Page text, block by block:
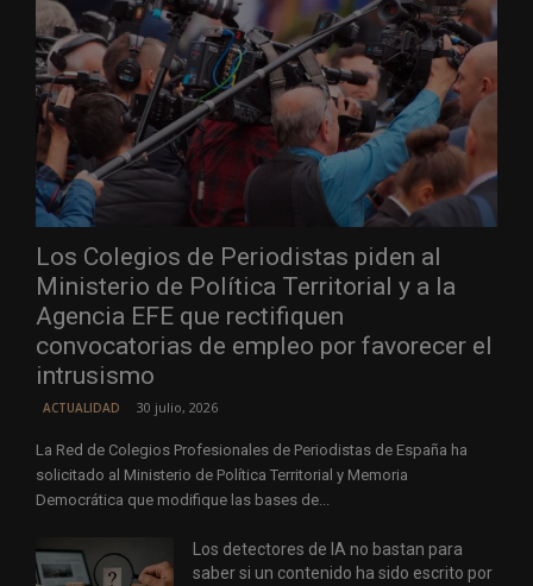
Los Colegios de Periodistas piden al
Ministerio de Política Territorial y a la
Agencia EFE que rectifiquen
convocatorias de empleo por favorecer el
intrusismo
ACTUALIDAD 30 julio, 2026
La Red de Colegios Profesionales de Periodistas de España ha
solicitado al Ministerio de Política Territorial y Memoria
Democrática que modifique las bases de...
Los detectores de IA no bastan para
saber si un contenido ha sido escrito por